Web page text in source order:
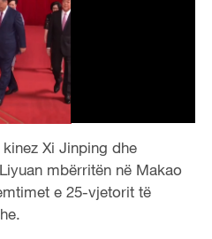
Xi Jinping dhe
mbërritën në Makao
e 25-vjetorit të